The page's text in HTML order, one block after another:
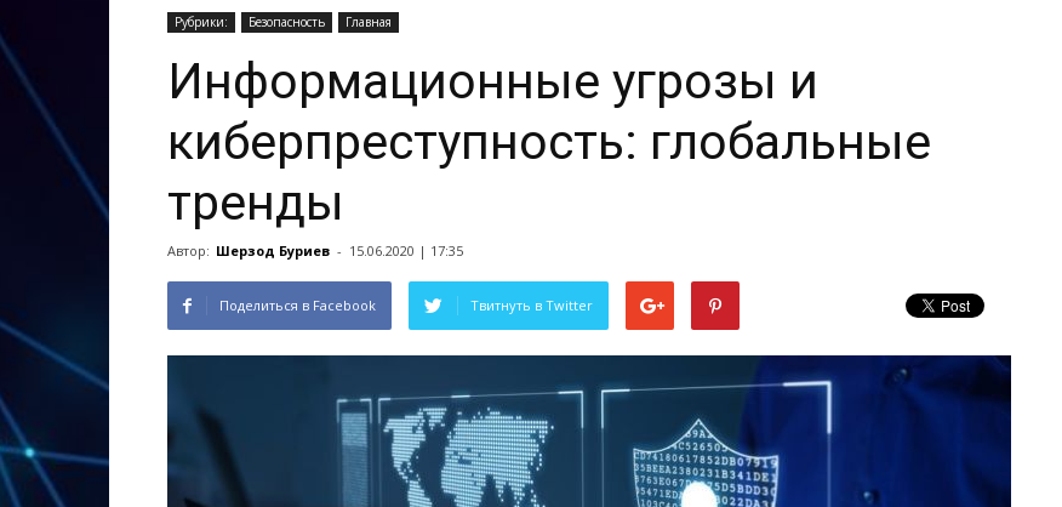
Рубрики: Безопасность Главная
Информационные угрозы и
киберпреступность: глобальные
тренды
Автор: Шерзод Буриев - 15.06.2020 | 17:35
Поделиться в Facebook Твитнуть в Twitter